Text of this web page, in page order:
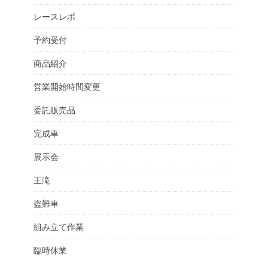
レースレポ
予約受付
商品紹介
営業開始時間変更
委託販売品
完成車
展示会
王滝
盗難車
組み立て作業
臨時休業